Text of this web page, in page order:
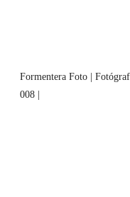
Formentera Foto |
008 |